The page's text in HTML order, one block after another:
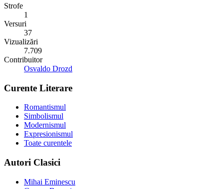
Strofe
1
Versuri
37
Vizualizări
7.709
Contribuitor
Osvaldo Drozd
Curente Literare
Romantismul
Simbolismul
Modernismul
Expresionismul
Toate curentele
Autori Clasici
Mihai Eminescu